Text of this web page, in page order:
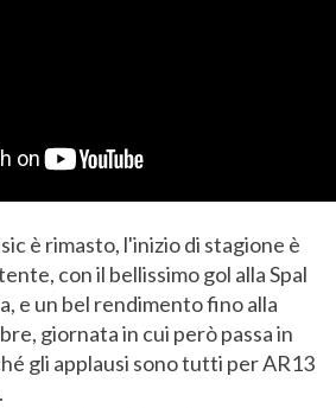
è rimasto, l'inizio di stagione è
con il bellissimo gol alla Spal
e un bel rendimento fino alla
giornata in cui però passa in
gli applausi sono tutti per AR13